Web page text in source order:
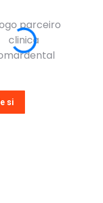
si